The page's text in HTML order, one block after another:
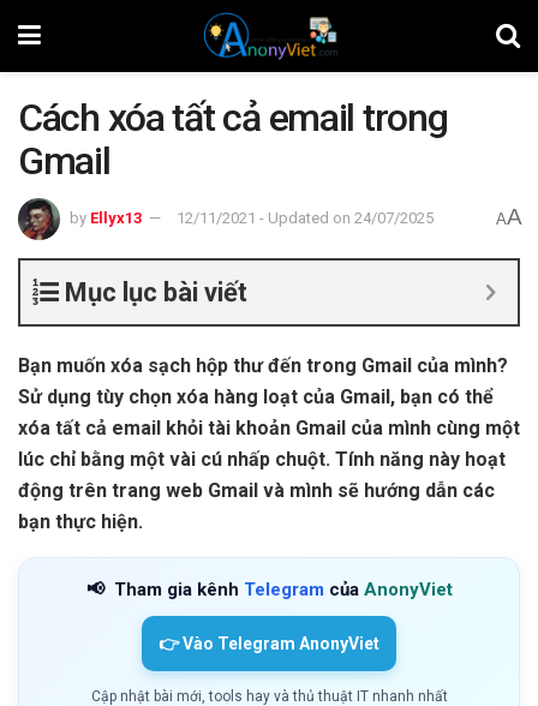
Cách xóa tất cả email trong
Gmail
by Ellyx13 12/11/2021 - Updated on 24/07/2025 AA
Mục lục bài viết
Bạn muốn xóa sạch hộp thư đến trong Gmail của mình?
Sử dụng tùy chọn xóa hàng loạt của Gmail, bạn có thể
xóa tất cả email khỏi tài khoản Gmail của mình cùng một
lúc chỉ bằng một vài cú nhấp chuột. Tính năng này hoạt
động trên trang web Gmail và mình sẽ hướng dẫn các
bạn thực hiện.
📢 Tham gia kênh Telegram của AnonyViet
👉 Vào Telegram AnonyViet
Cập nhật bài mới, tools hay và thủ thuật IT nhanh nhất